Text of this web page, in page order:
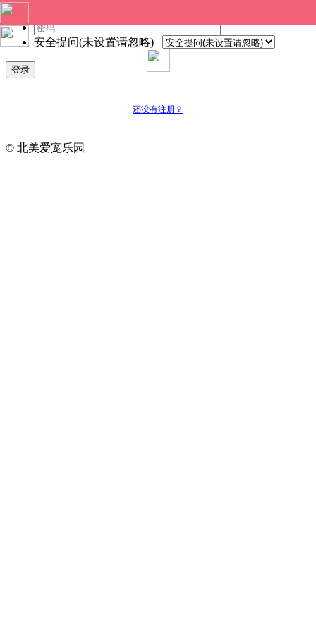
安全提问(未设置请忽略)
登录
还没有注册？
© 北美爱宠乐园